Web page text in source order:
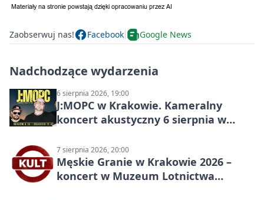
Zaobserwuj nas! Facebook Google News
Nadchodzące wydarzenia
6 sierpnia 2026, 19:00
J:МОРС w Krakowie. Kameralny
koncert akustyczny 6 sierpnia w
7 sierpnia 2026, 20:00
Męskie Granie w Krakowie 2026 –
koncert w Muzeum Lotnictwa